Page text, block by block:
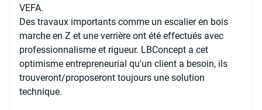
VEFA.
Des travaux importants comme un escalier en bois
marche en Z et une verrière ont été effectués avec
professionnalisme et rigueur. LBConcept a cet
optimisme entrepreneurial qu'un client a besoin, ils
trouveront/proposeront toujours une solution
technique.